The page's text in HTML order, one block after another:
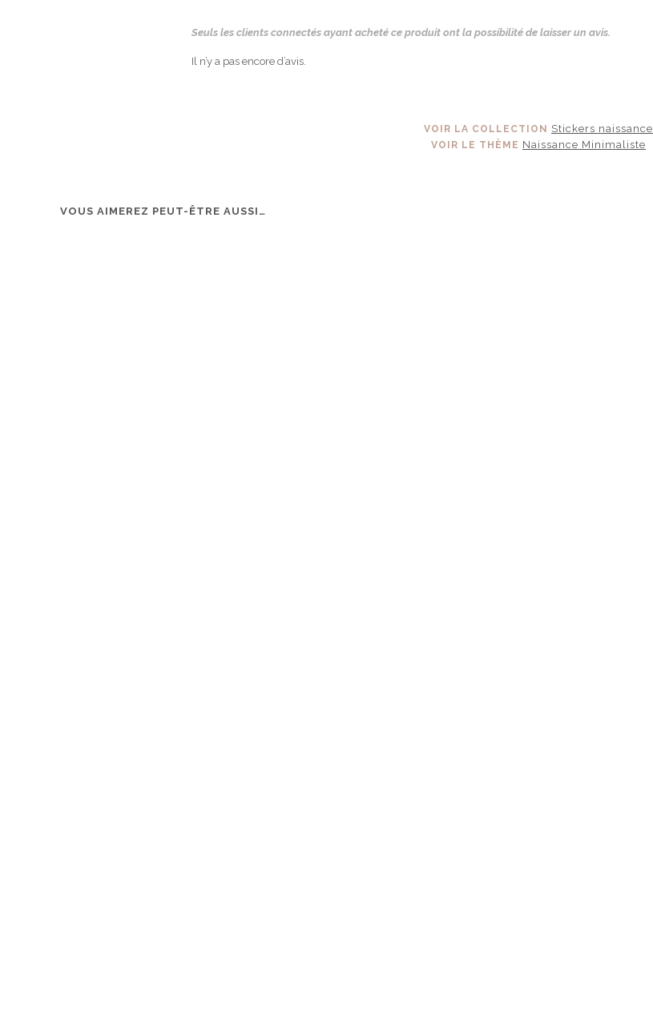
Seuls les clients connectés ayant acheté ce produit ont la possibilité de laisser un avis.
Il n’y a pas encore d’avis.
VOIR LA COLLECTION Stickers naissance
VOIR LE THÈME Naissance Minimaliste
VOUS AIMEREZ PEUT-ÊTRE AUSSI…